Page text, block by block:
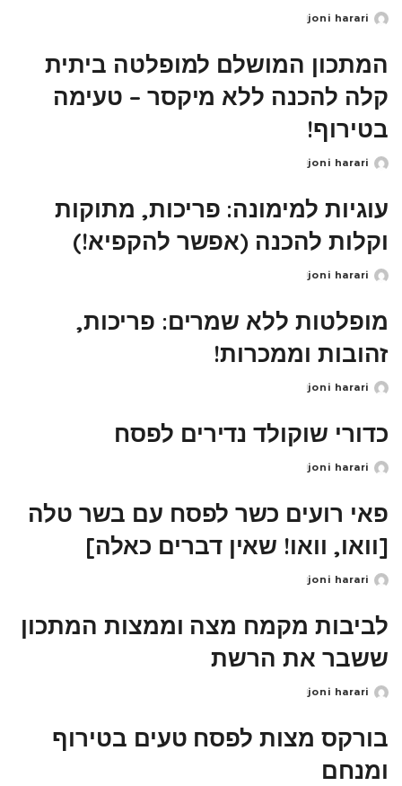
Posted
joni harari
המתכון המושלם למופלטה ביתית
קלה להכנה ללא מיקסר – טעימה
בטירוף!
Posted
joni harari
עוגיות למימונה: פריכות, מתוקות
וקלות להכנה (אפשר להקפיא!)
Posted
joni harari
מופלטות ללא שמרים: פריכות,
זהובות וממכרות!
Posted
joni harari
כדורי שוקולד נדירים לפסח
Posted
joni harari
פאי רועים כשר לפסח עם בשר טלה
[וואו, וואו! שאין דברים כאלה]
Posted
joni harari
לביבות מקמח מצה וממצות המתכון
ששבר את הרשת
Posted
joni harari
בורקס מצות לפסח טעים בטירוף
ומנחם